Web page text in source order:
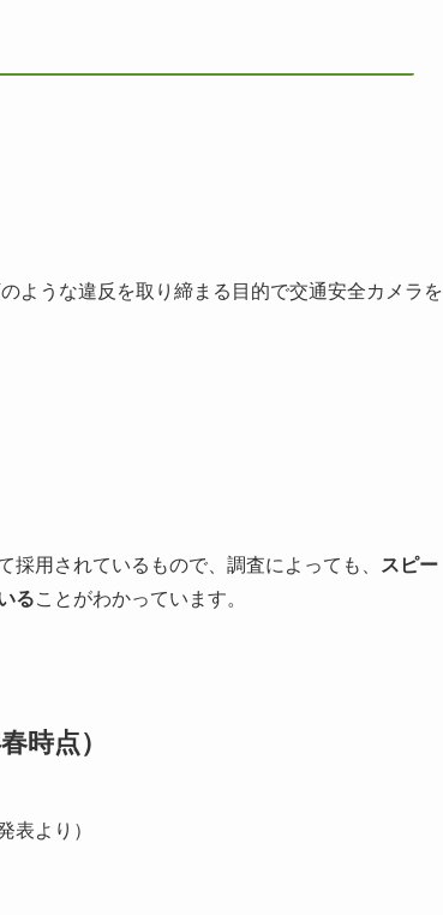
ような違反を取り締まる目的で交通安全カメラを
採用されているもので、調査によっても、 スピー
ることがわかっています。
時点）
より）